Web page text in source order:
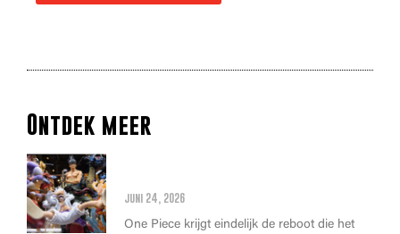
Ontdek meer
juni 24, 2026
One Piece krijgt eindelijk de reboot die het